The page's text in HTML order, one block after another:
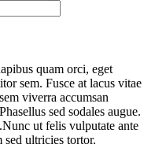
quam orci, eget
sem. Fusce at lacus vitae
viverra accumsan
sed sodales augue.
ut felis vulputate ante
sed ultricies tortor.